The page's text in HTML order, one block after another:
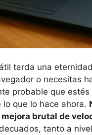
tarda una
o necesitas
probable que
que lo hace ahora.
brutal de
tanto a